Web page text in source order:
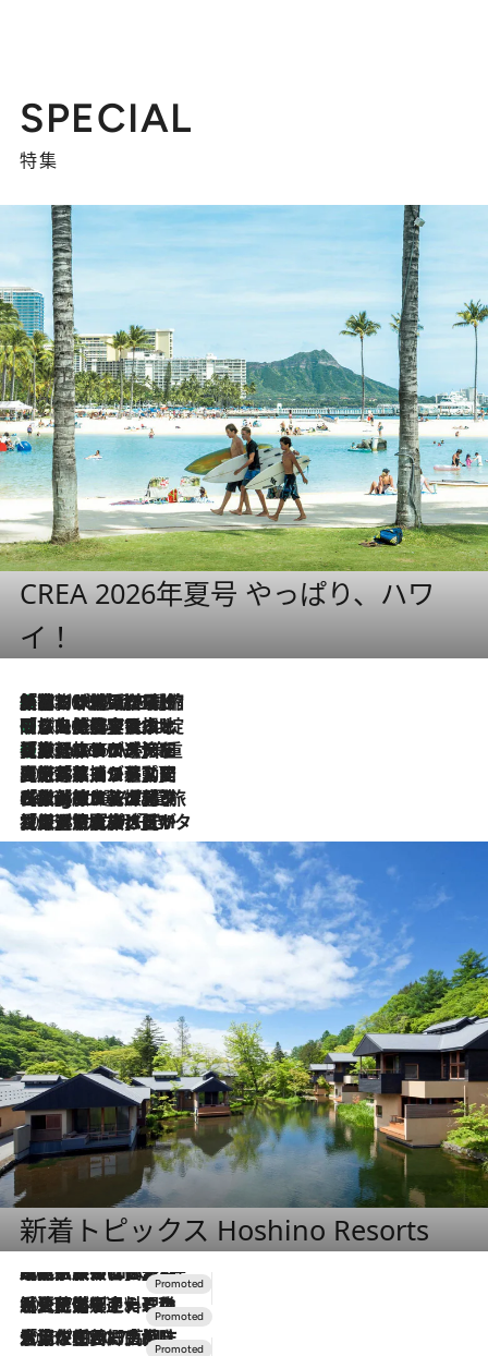
SPECIAL
特集
CREA 2026年夏号 やっぱり、ハワ
イ！
2026.8.6
「荷物が増えるほど旅ストレスは増す」美容ジャーナリストがたどり着いた最終結論。“化粧品を劇的に減らす”感動の凝縮美容とは
2026.8.6
「旅先には金髪ウィッグを持参」日本と同じメイクでは損してる!? 美容ジャーナリストが提案する“掟破りの旅美容”とは
2026.8.6
【厳選旅コスメ】「身軽さ＆UV対策重視！」ヘアアーティストshucoが選んだ夏旅ベストコスメを発表【Mサイズジップ】
2026.8.5
【厳選旅コスメ】国内をあちこち移動する河井菜摘が選んだ夏旅ベストコスメ発表！「リラックスアイテムはマスト」【Mサイズジップ】
2026.8.4
【厳選旅コスメ】「紫外線＆乾燥対策しながらメイク感も！」ヘア＆メイクGeorgeが選んだ夏旅ベストコスメを発表！【Mサイズジップ】
2026.8.3
【厳選旅コスメ】「保湿もタイパ重視！」“サウナ好き”タレント清水みさとが愛用する夏旅ベストコスメを発表！【Mサイズジップ】
新着トピックス Hoshino Resorts
2026.7.31
【ホテル帰省】という選択肢をOMOが提案。家族とほどよい距離を保つには「昼は実家、夜は気兼ねなくホテルで！」
2026.7.24
【夏限定ディナーコース】旬を迎える稚鮎や花ズッキーニなどをイタリア・トスカーナの郷土料理の手法で満喫！
2026.7.17
「土佐和ハーブかき氷」がOMO7高知に登場！生姜、山椒、大葉など目にも舌にも涼を呼ぶ郷土の味